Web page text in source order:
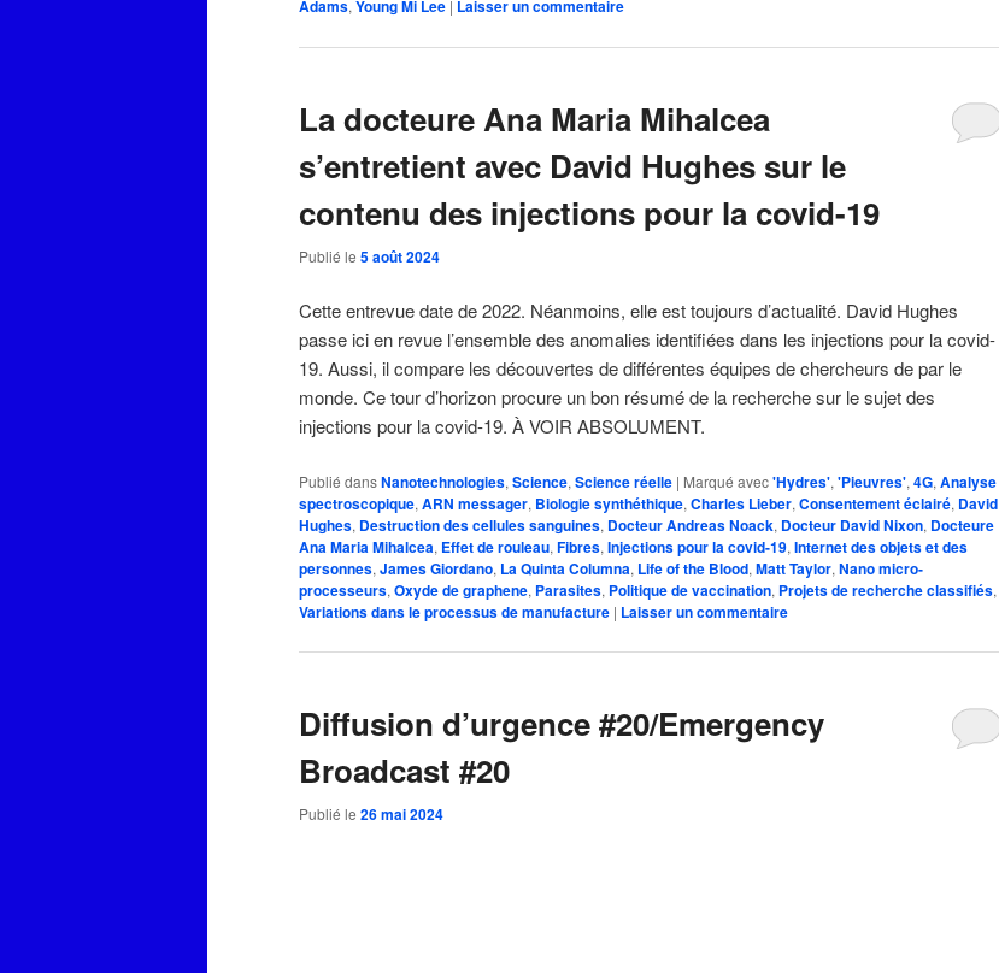
Adams, Young Mi Lee | Laisser un commentaire
La docteure Ana Maria Mihalcea
s’entretient avec David Hughes sur le
contenu des injections pour la covid-19
Publié le 5 août 2024
Cette entrevue date de 2022. Néanmoins, elle est toujours d’actualité. David Hughes
passe ici en revue l’ensemble des anomalies identifiées dans les injections pour la covid-
19. Aussi, il compare les découvertes de différentes équipes de chercheurs de par le
monde. Ce tour d’horizon procure un bon résumé de la recherche sur le sujet des
injections pour la covid-19. À VOIR ABSOLUMENT.
Publié dansNanotechnologies, Science, Science réelle | Marqué avec'Hydres', 'Pieuvres', 4G, Analyse
spectroscopique, ARN messager, Biologie synthéthique, Charles Lieber, Consentement éclairé, David
Hughes, Destruction des cellules sanguines, Docteur Andreas Noack, Docteur David Nixon, Docteure
Ana Maria Mihalcea, Effet de rouleau, Fibres, Injections pour la covid-19, Internet des objets et des
personnes, James Giordano, La Quinta Columna, Life of the Blood, Matt Taylor, Nano micro-
processeurs, Oxyde de graphene, Parasites, Politique de vaccination, Projets de recherche classifiés,
Variations dans le processus de manufacture | Laisser un commentaire
Diffusion d’urgence #20/Emergency
Broadcast #20
Publié le 26 mai 2024